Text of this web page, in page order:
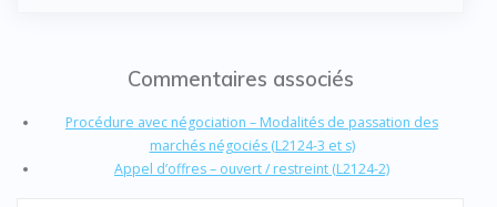
Commentaires associés
Procédure avec négociation – Modalités de passation des
marchés négociés (L2124-3 et s)
Appel d’offres – ouvert / restreint (L2124-2)